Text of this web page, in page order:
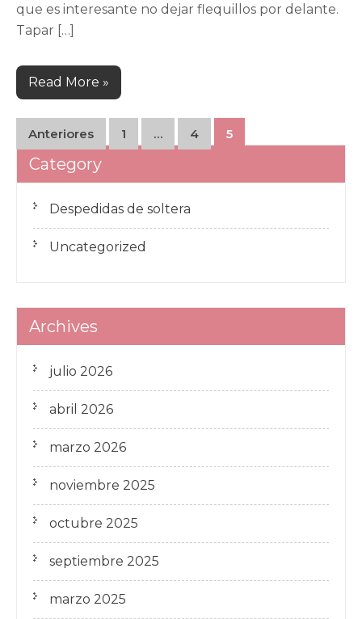
que es interesante no dejar flequillos por delante.
Tapar […]
Read More »
Paginación
de
entradas
Anteriores 1 … 4 5
Category
Despedidas de soltera
Uncategorized
Archives
julio 2026
abril 2026
marzo 2026
noviembre 2025
octubre 2025
septiembre 2025
marzo 2025